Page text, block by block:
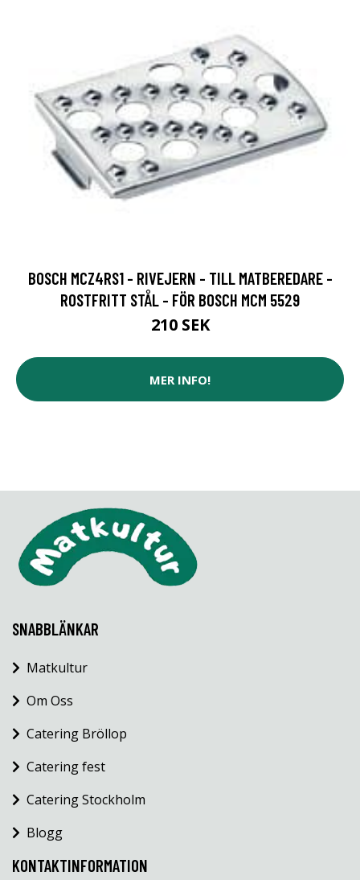
BOSCH MCZ4RS1 - RIVEJERN - TILL MATBEREDARE -
ROSTFRITT STÅL - FÖR BOSCH MCM 5529
210 SEK
MER INFO!
SNABBLÄNKAR
Matkultur
Om Oss
Catering Bröllop
Catering fest
Catering Stockholm
Blogg
KONTAKTINFORMATION